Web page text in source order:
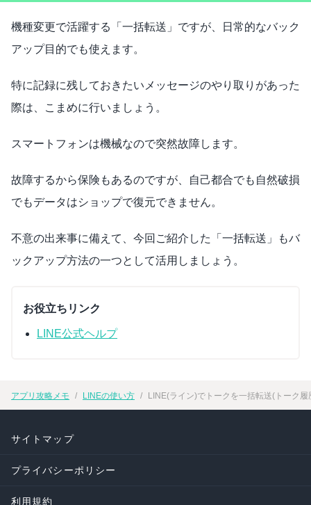
機種変更で活躍する「一括転送」ですが、日常的なバック
アップ目的でも使えます。
特に記録に残しておきたいメッセージのやり取りがあった
際は、こまめに行いましょう。
スマートフォンは機械なので突然故障します。
故障するから保険もあるのですが、自己都合でも自然破損
でもデータはショップで復元できません。
不意の出来事に備えて、今回ご紹介した「一括転送」もバ
ックアップ方法の一つとして活用しましょう。
お役立ちリンク
LINE公式ヘルプ
アプリ攻略メモ LINEの使い方 LINE(ライン)でトークを一括転送(トーク
サイトマップ
プライバシーポリシー
利用規約